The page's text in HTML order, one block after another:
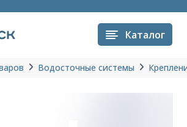
Каталог
Водосточные системы